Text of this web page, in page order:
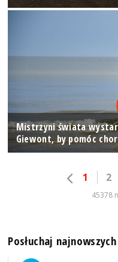
Mistrzyni świata
Giewont, by pomóc
1 2
45378
Posłuchaj